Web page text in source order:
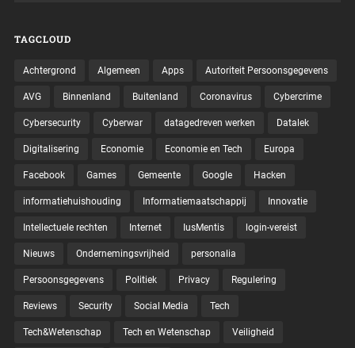
TAGCLOUD
Achtergrond Algemeen Apps Autoriteit Persoonsgegevens
AVG Binnenland Buitenland Coronavirus Cybercrime
Cybersecurity Cyberwar datagedreven werken Datalek
Digitalisering Economie Economie en Tech Europa
Facebook Games Gemeente Google Hacken
informatiehuishouding Informatiemaatschappij Innovatie
Intellectuele rechten Internet IusMentis login-vereist
Nieuws Ondernemingsvrijheid personalia
Persoonsgegevens Politiek Privacy Regulering
Reviews Security Social Media Tech
Tech&Wetenschap Tech en Wetenschap Veiligheid